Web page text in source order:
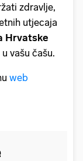
zdravlje,
utjecaja
Hrvatske
vašu čašu.
web